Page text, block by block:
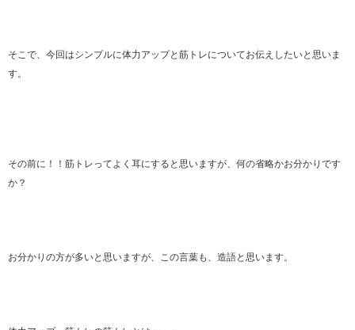
そこで、今回はシンプルに体力アップと筋トレについてお伝えしたいと思いま
す。
その前に！！筋トレってよく耳にすると思いますが、何の省略かお分かりです
か？
お分かりの方が多いと思いますが、この言葉も、造語と思います。